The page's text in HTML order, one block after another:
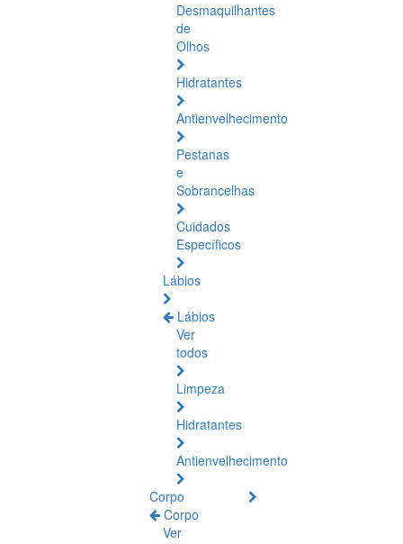
Desmaquilhantes
de
Olhos
Hidratantes
Antienvelhecimento
Pestanas
e
Sobrancelhas
Cuidados
Específicos
Lábios
Lábios
Ver
todos
Limpeza
Hidratantes
Antienvelhecimento
Corpo
Corpo
Ver